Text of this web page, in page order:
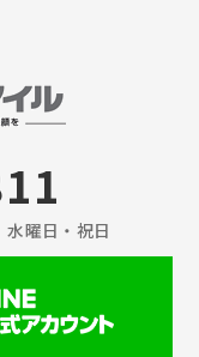
水曜日・祝日